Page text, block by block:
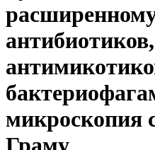
антибиотиков,
микроскопия